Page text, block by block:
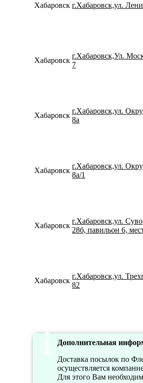
Хабаровск г.Хабаровск,ул.
Хабаровск
г.Хабаровск,Ул.
7
Хабаровск
г.Хабаровск,ул.
8а
Хабаровск
г.Хабаровск,ул.
8а/1
Хабаровск
г.Хабаровск,ул.
28б, павильон 6,
Хабаровск
г.Хабаровск,ул.
82
Дополнительная
Доставка посылок по
осуществляется
Для этого Вам